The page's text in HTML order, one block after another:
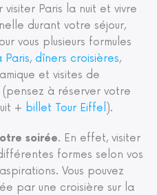
Paris la nuit et vivre
durant votre séjour,
vous plusieurs formules
Paris, dîners croisières,
et visites de
(pensez à réserver votre
+ billet Tour Eiffel ).
soirée. En effet, visiter
formes selon vos
Vous pouvez
par une croisière sur la